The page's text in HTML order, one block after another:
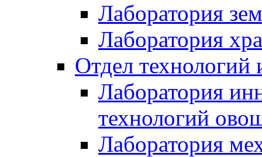
Лаборатория
Лаборатория
Отдел технологий
Лаборатория
технологий
Лаборатория